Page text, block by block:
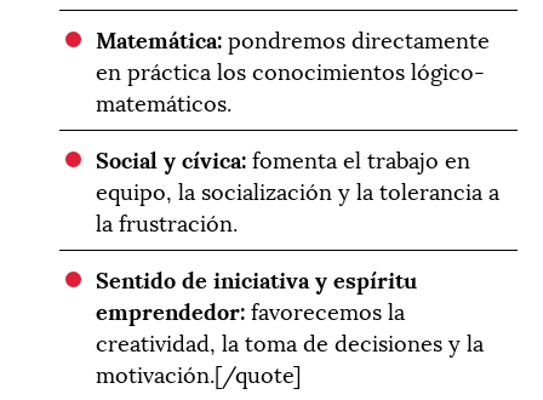
Matemática:pondremos directamente
en práctica los conocimientos lógico-
matemáticos.
Social y cívica:fomenta el trabajo en
equipo, la socialización y la tolerancia a
la frustración.
Sentido de iniciativa y espíritu
emprendedor:favorecemos la
creatividad, la toma de decisiones y la
motivación.[/quote]